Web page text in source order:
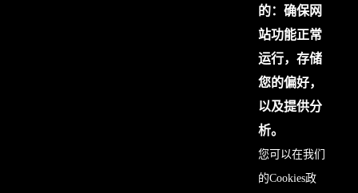
的：确保网
站功能正常
运行，存储
您的偏好，
以及提供分
析。
您可以在我们
的Cookies政